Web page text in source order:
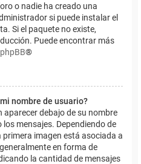
o nadie ha creado una
si puede instalar el
Si el paquete no existe,
Puede encontrar más
phpBB®
nombre de usuario?
aparecer debajo de su nombre
mensajes. Dependiendo de
primera imagen está asociada a
en forma de
la cantidad de mensajes